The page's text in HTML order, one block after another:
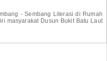
- Sembang Literasi di Rumah
masyarakat Dusun Bukit Batu Laut